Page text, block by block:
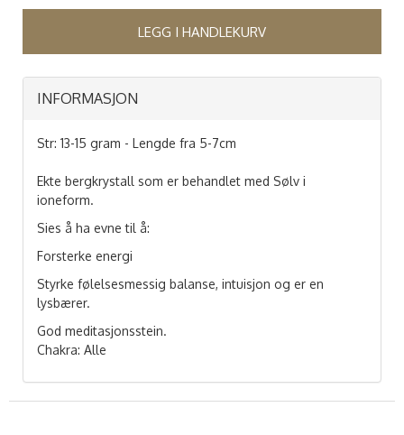
LEGG I HANDLEKURV
INFORMASJON
Str: 13-15 gram - Lengde fra 5-7cm
Ekte bergkrystall som er behandlet med Sølv i
ioneform.
Sies å ha evne til å:
Forsterke energi
Styrke følelsesmessig balanse, intuisjon og er en
lysbærer.
God meditasjonsstein.
Chakra: Alle